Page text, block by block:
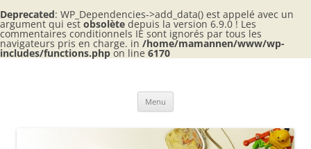
Deprecated: WP_Dependencies->add_data() est appelé avec un
argument qui est obsolète depuis la version 6.9.0 ! Les
commentaires conditionnels IE sont ignorés par tous les
navigateurs pris en charge. in /home/mamannen/www/wp-
includes/functions.php on line 6170
Aller
Menu